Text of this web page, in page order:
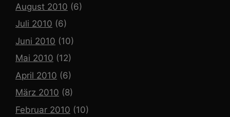
August 2010 (6)
Juli 2010 (6)
Juni 2010 (10)
Mai 2010 (12)
April 2010 (6)
März 2010 (8)
Februar 2010 (10)